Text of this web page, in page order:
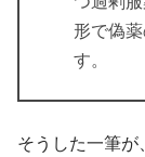
形で偽
す。
そうした一筆が